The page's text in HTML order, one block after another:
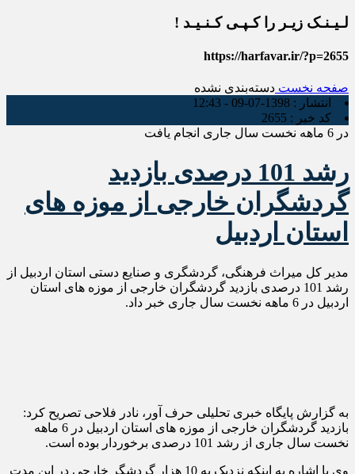
لـیـنـک زیـر را کـپـی کـنـیـد !
https://harfavar.ir/?p=2655
صفحه نخست دسته‌بندی نشده
انتشار : 1398-07-09 - 12:43
کد خبر : 2655
در 6 ماهه نخست سال جاری انجام یافت
رشد 101 درصدی بازدید
گردشگران خارجی از موزه های
استان اردبیل
مدیر کل میراث فرهنگی، گردشگری و صنایع دستی استان اردبیل از
رشد 101 درصدی بازدید گردشگران خارجی از موزه های استان
اردبیل در 6 ماهه نخست سال جاری خبر داد.
به گزارش پایگاه خبری تحلیلی حرف آور، نادر فلاحی تصریح کرد:
بازدید گردشگران خارجی از موزه های استان اردبیل در 6 ماهه
نخست سال جاری از رشد 101 درصدی برخوردار بوده است.
وی با اشاره به اینکه نزدیک به 10 هزار گردشگر خارجی در این مدت